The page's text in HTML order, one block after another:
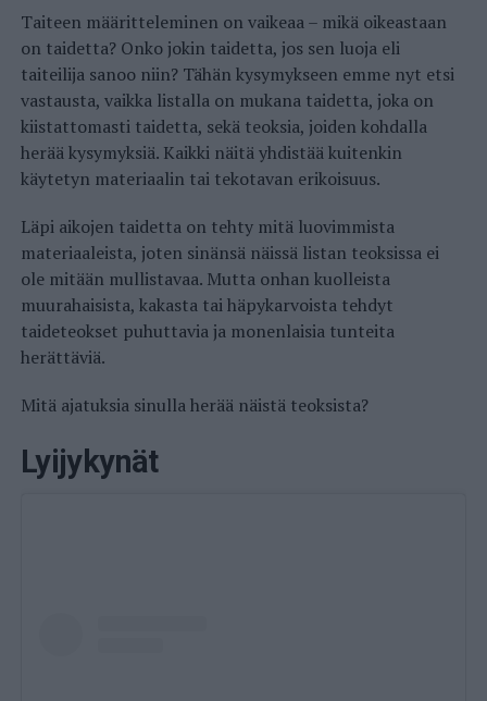
Taiteen määritteleminen on vaikeaa – mikä oikeastaan
on taidetta? Onko jokin taidetta, jos sen luoja eli
taiteilija sanoo niin? Tähän kysymykseen emme nyt etsi
vastausta, vaikka listalla on mukana taidetta, joka on
kiistattomasti taidetta, sekä teoksia, joiden kohdalla
herää kysymyksiä. Kaikki näitä yhdistää kuitenkin
käytetyn materiaalin tai tekotavan erikoisuus.
Läpi aikojen taidetta on tehty mitä luovimmista
materiaaleista, joten sinänsä näissä listan teoksissa ei
ole mitään mullistavaa. Mutta onhan kuolleista
muurahaisista, kakasta tai häpykarvoista tehdyt
taideteokset puhuttavia ja monenlaisia tunteita
herättäviä.
Mitä ajatuksia sinulla herää näistä teoksista?
Lyijykynät